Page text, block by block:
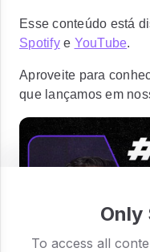
Esse conteúdo está
Spotifye YouTube.
Aproveite para
que lançamos em
Only
To access all